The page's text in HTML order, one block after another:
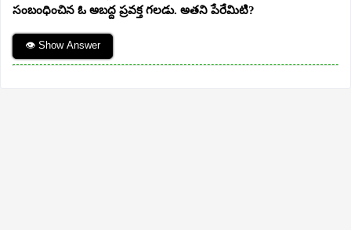
సంబంధించిన ఓ అబద్ద ప్రవక్త గలడు. అతని పేరేమిటి?
👁 Show Answer